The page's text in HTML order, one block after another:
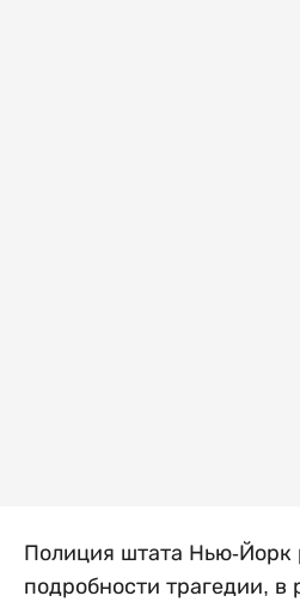
Полиция штата Нью-Йорк
подробности трагедии, в